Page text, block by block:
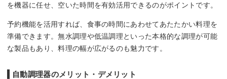
を機器に任せ、空いた時間を有効活用できるのがポイントです。
予約機能を活用すれば、食事の時間にあわせてあたたかい料理を
準備できます。無水調理や低温調理といった本格的な調理が可能
な製品もあり、料理の幅が広がるのも魅力です。
自動調理器のメリット・デメリット